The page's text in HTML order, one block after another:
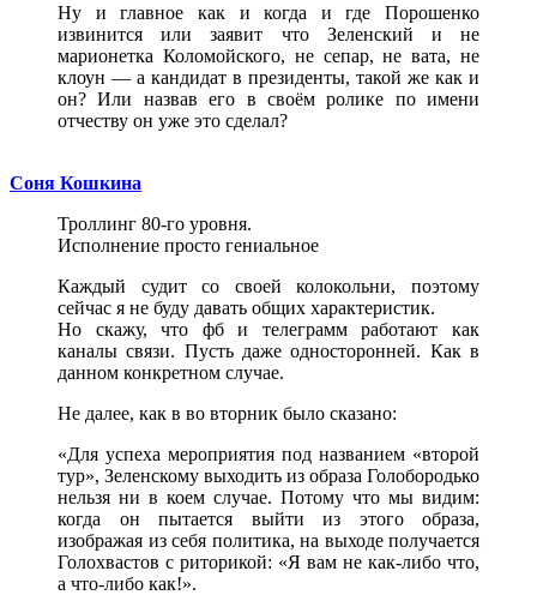
Ну и главное как и когда и где Порошенко
извинится или заявит что Зеленский и не
марионетка Коломойского, не сепар, не вата, не
клоун — а кандидат в президенты, такой же как и
он? Или назвав его в своём ролике по имени
отчеству он уже это сделал?
Соня Кошкина
Троллинг 80-го уровня.
Исполнение просто гениальное
Каждый судит со своей колокольни, поэтому
сейчас я не буду давать общих характеристик.
Но скажу, что фб и телеграмм работают как
каналы связи. Пусть даже односторонней. Как в
данном конкретном случае.
Не далее, как в во вторник было сказано:
«Для успеха мероприятия под названием «второй
тур», Зеленскому выходить из образа Голобородько
нельзя ни в коем случае. Потому что мы видим:
когда он пытается выйти из этого образа,
изображая из себя политика, на выходе получается
Голохвастов с риторикой: «Я вам не как-либо что,
а что-либо как!».